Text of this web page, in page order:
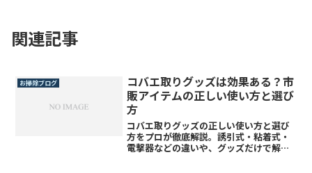
関連記事
お掃除ブログ
コバエ取りグッズは効果ある？市
販アイテムの正しい使い方と選び
方
コバエ取りグッズの正しい使い方と選び
方をプロが徹底解説。誘引式・粘着式・
電撃器などの違いや、グッズだけで解決